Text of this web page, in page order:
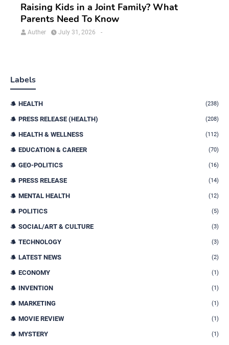
Raising Kids in a Joint Family? What
Parents Need To Know
Auther -
July 31, 2026
Labels
HEALTH (238)
PRESS RELEASE (HEALTH) (208)
HEALTH & WELLNESS (112)
EDUCATION & CAREER (70)
GEO-POLITICS (16)
PRESS RELEASE (14)
MENTAL HEALTH (12)
POLITICS (5)
SOCIAL/ART & CULTURE (3)
TECHNOLOGY (3)
LATEST NEWS (2)
ECONOMY (1)
INVENTION (1)
MARKETING (1)
MOVIE REVIEW (1)
MYSTERY (1)